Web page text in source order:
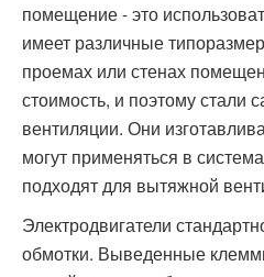
помещение - это
имеет различные
проемах или стенах
стоимость, и поэтому
вентиляции. Они
могут применяться в
подходят для вытяжной
Электродвигатели
обмотки. Выведенные